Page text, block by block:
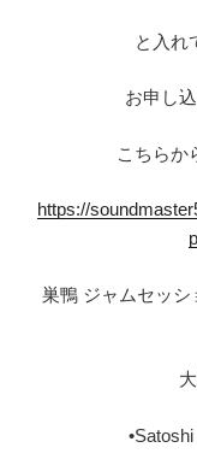
と入れ
お申し
こちらか
https://
巣鴨 ジャムセッシ